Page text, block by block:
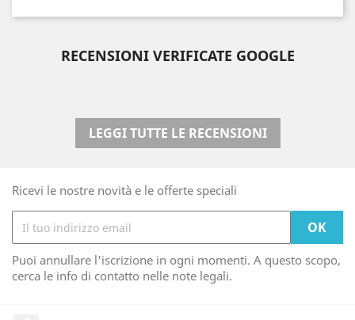
RECENSIONI VERIFICATE GOOGLE
LEGGI TUTTE LE RECENSIONI
Ricevi le nostre novità e le offerte speciali
Puoi annullare l'iscrizione in ogni momenti. A questo scopo,
cerca le info di contatto nelle note legali.